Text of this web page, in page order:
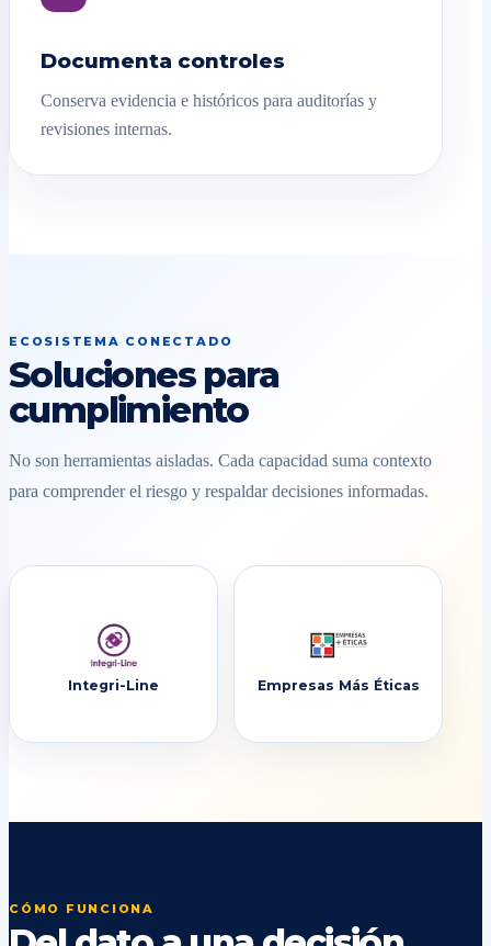
Documenta controles
Conserva evidencia e históricos para auditorías y
revisiones internas.
ECOSISTEMA CONECTADO
Soluciones para
cumplimiento
No son herramientas aisladas. Cada capacidad suma contexto
para comprender el riesgo y respaldar decisiones informadas.
Integri-Line Empresas Más Éticas
CÓMO FUNCIONA